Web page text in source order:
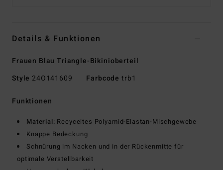
Details & Funktionen
Frauen Blau Triangle-Bikinioberteil
Style 24O141609 Farbcode trb1
Funktionen
Material: Recyceltes Polyamid-Elastan-Mischgewebe
Knappe Bedeckung
Schnürung im Nacken und in der Rückenmitte für
optimale Verstellbarkeit